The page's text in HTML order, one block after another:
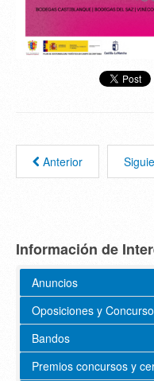
Anterior
Información de
Anuncios
Oposiciones y
Bandos
Premios concursos y